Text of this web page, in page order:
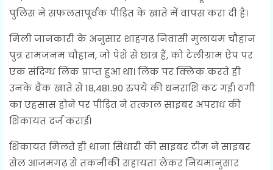
पुलिस ने सफलतापूर्वक पीड़ित के खाते में वापस करा दी है।
मिली जानकारी के अनुसार शाहगढ़ निवासी मुलायम चौहान
पुत्र रामजनम चौहान, जो पेशे से छात्र हैं, को टेलीग्राम ऐप पर
एक संदिग्ध लिंक प्राप्त हुआ था। लिंक पर क्लिक करते ही
उनके बैंक खाते से 18,481.90 रुपये की धनराशि कट गई। ठगी
का एहसास होने पर पीड़ित ने तत्काल साइबर अपराध की
शिकायत दर्ज कराई।
शिकायत मिलते ही थाना सिधारी की साइबर टीम ने साइबर
सेल आजमगढ़ से तकनीकी सहायता लेकर नियमानुसार